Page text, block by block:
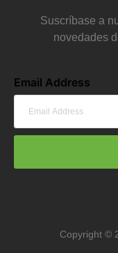
Suscríbase a
novedades
Email Address
Copyright ©